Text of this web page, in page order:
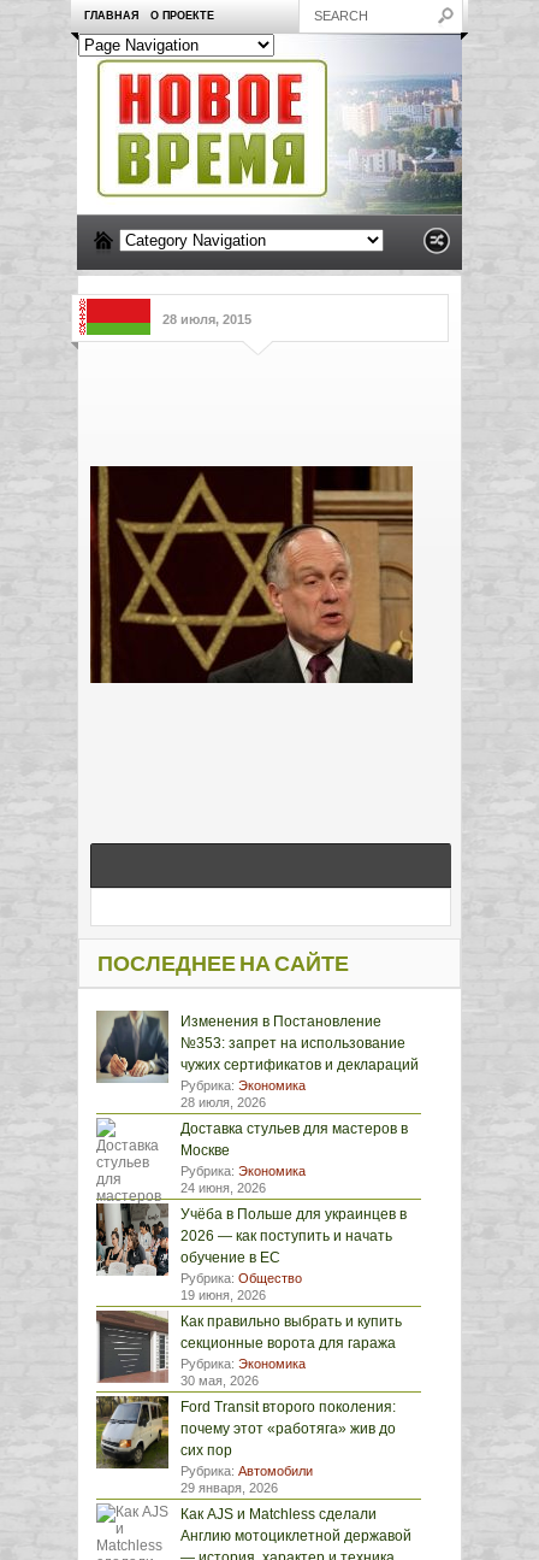
ГЛАВНАЯ О ПРОЕКТЕ
28 июля, 2015
ПОСЛЕДНЕЕ НА САЙТЕ
Изменения в Постановление
№353: запрет на использование
чужих сертификатов и деклараций
Рубрика: Экономика
28 июля, 2026
Доставка стульев для мастеров в
Москве
Рубрика: Экономика
24 июня, 2026
Учёба в Польше для украинцев в
2026 — как поступить и начать
обучение в ЕС
Рубрика: Общество
19 июня, 2026
Как правильно выбрать и купить
секционные ворота для гаража
Рубрика: Экономика
30 мая, 2026
Ford Transit второго поколения:
почему этот «работяга» жив до
сих пор
Рубрика: Автомобили
29 января, 2026
Как AJS и Matchless сделали
Англию мотоциклетной державой